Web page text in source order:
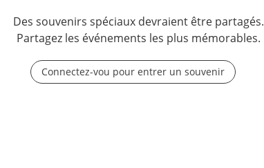
Des souvenirs spéciaux devraient être partagés.
Partagez les événements les plus mémorables.
Connectez-vou pour entrer un souvenir